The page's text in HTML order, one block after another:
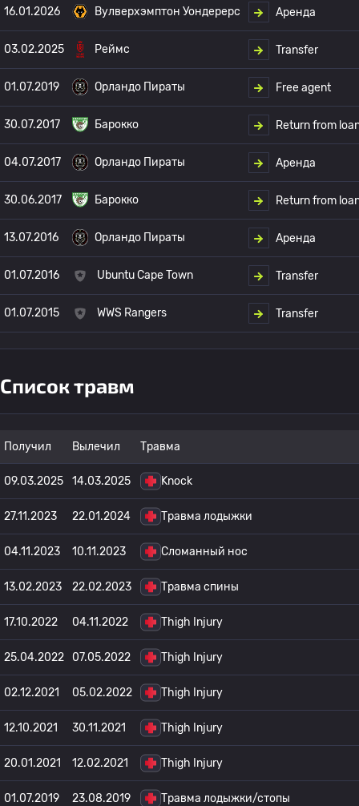
16.01.2026 Вулверхэмптон Уондерерс Аренда
03.02.2025 Реймс Transfer
01.07.2019 Орландо Пираты Free agent
30.07.2017 Барокко Return from
04.07.2017 Орландо Пираты Аренда
30.06.2017 Барокко Return from
13.07.2016 Орландо Пираты Аренда
01.07.2016 Ubuntu Cape Town Transfer
01.07.2015 WWS Rangers Transfer
Список травм
Получил Вылечил Травма
09.03.2025 14.03.2025 Knock
27.11.2023 22.01.2024 Травма лодыжки
04.11.2023 10.11.2023 Сломанный нос
13.02.2023 22.02.2023 Травма спины
17.10.2022 04.11.2022 Thigh Injury
25.04.2022 07.05.2022 Thigh Injury
02.12.2021 05.02.2022 Thigh Injury
12.10.2021 30.11.2021 Thigh Injury
20.01.2021 12.02.2021 Thigh Injury
01.07.2019 23.08.2019 Травма лодыжки/стопы